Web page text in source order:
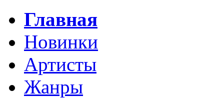
Главная
Новинки
Артисты
Жанры